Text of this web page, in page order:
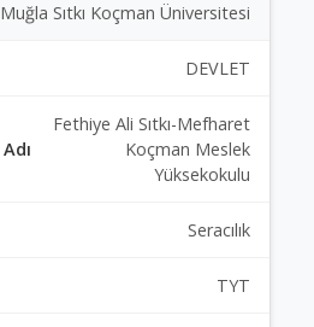
Muğla Sıtkı Koçman Üniversitesi
DEVLET
Fethiye Ali Sıtkı-Mefharet
Koçman Meslek
Yüksekokulu
Seracılık
TYT